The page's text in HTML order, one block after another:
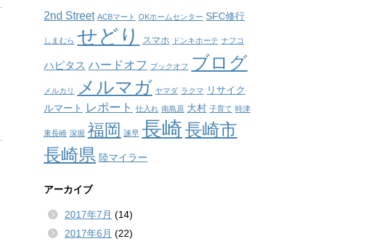
2nd Street ACBマート OKホームセンター SFC修行
しまむら せどり スマホ ドンキホーテ ナフコ
ハピタス ハードオフ ブックオフ ブログ
メルカリ メルマガ ヤマダ ラクマ
リサイク
ルマート レポート 仕入れ 南島原 大村 子育て 時津
東長崎 深堀 福岡 諫早 長崎長崎市
長崎県 陸マイラー
アーカイブ
2017年7月 (14)
2017年6月 (22)